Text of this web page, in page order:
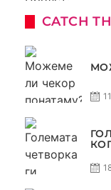
CATCH